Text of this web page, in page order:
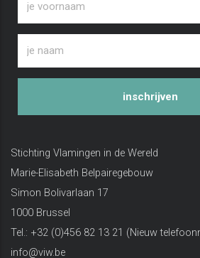
inschrijven
Stichting Vlamingen in de Wereld
Marie-Elisabeth Belpairegebouw
Simon Bolivarlaan 17
1000 Brussel
Tel.: +32 (0)456 82 13 21 (Nieuw
info@viw.be